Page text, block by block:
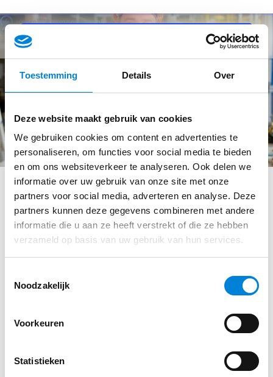
Toestemming Details Over
Deze website maakt gebruik van cookies
We gebruiken cookies om content en advertenties te
personaliseren, om functies voor social media te bieden
en om ons websiteverkeer te analyseren. Ook delen we
informatie over uw gebruik van onze site met onze
partners voor social media, adverteren en analyse. Deze
partners kunnen deze gegevens combineren met andere
informatie die u aan ze heeft verstrekt of die ze hebben
verzameld op basis van uw gebruik van hun services.
Noodzakelijk
Voorkeuren
Statistieken